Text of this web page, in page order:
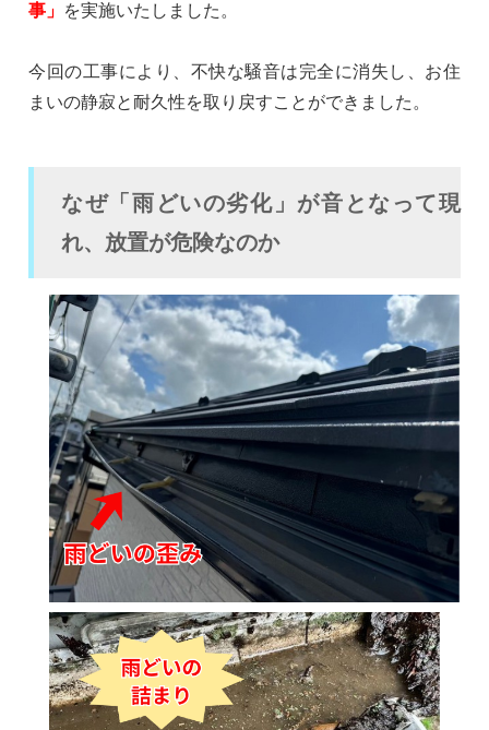
事」 を実施いたしました。
今回の工事により、不快な騒音は完全に消失し、お住
まいの静寂と耐久性を取り戻すことができました。
なぜ「雨どいの劣化」が音となって現
れ、放置が危険なのか